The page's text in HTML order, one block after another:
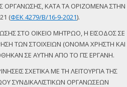
ΟΡΓΑΝΩΣΗΣ, ΚΑΤΑ ΤΑ ΟΡΙΖΟΜΕΝΑ ΣΤΗΝ
(ΦΕΚ 4279/Β/16-9-2021).
ΣΤΟ ΟΙΚΕΙΟ ΜΗΤΡΩΟ, Η ΕΙΣΟΔΟΣ ΣΕ
ΤΩΝ ΣΤΟΙΧΕΙΩΝ (ΟΝΟΜΑ ΧΡΗΣΤΗ ΚΑΙ
ΣΕ ΑΥΤΗΝ ΑΠΟ ΤΟ ΠΣ ΕΡΓΑΝΗ.
ΣΧΕΤΙΚΑ ΜΕ ΤΗ ΛΕΙΤΟΥΡΓΙΑ ΤΗΣ
ΣΥΝΔΙΚΑΛΙΣΤΙΚΩΝ ΟΡΓΑΝΩΣΕΩΝ